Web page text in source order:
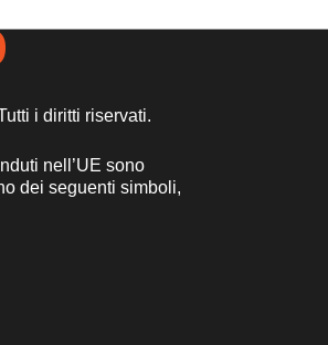
i diritti riservati.
nell’UE sono
dei seguenti simboli,